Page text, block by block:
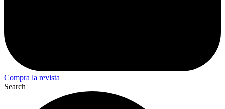
Compra la revista
Search